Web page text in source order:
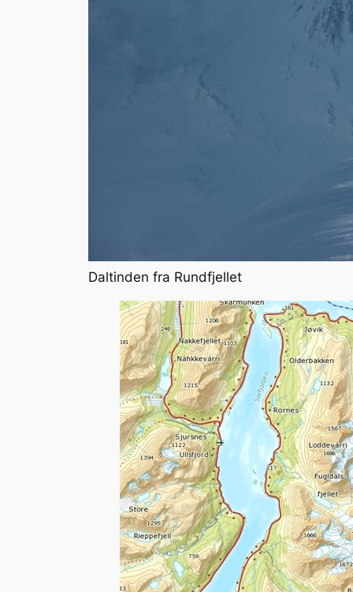
Daltinden fra Rundfjellet